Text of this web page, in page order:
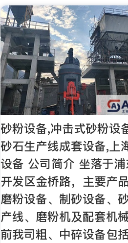
砂粉设备,冲击式砂粉设
砂石生产线成套设备,上
设备 公司简介 坐落于
开发区金桥路，主要产
磨粉设备、制砂设备、
产线、磨粉机及配套机
前我司粗、中碎设备包